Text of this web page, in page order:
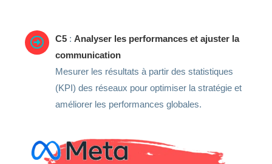
C5 :Analyser les performances et ajuster la
communication
Mesurer les résultats à partir des statistiques
(KPI) des réseaux pour optimiser la stratégie et
améliorer les performances globales.